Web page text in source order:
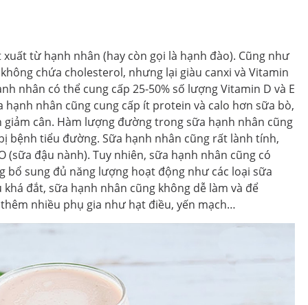
từ hạnh nhân (hay còn gọi là hạnh đào). Cũng như
chứa cholesterol, nhưng lại giàu canxi và Vitamin
nhân có thể cung cấp 25-50% số lượng Vitamin D và E
nhân cũng cung cấp ít protein và calo hơn sữa bò,
cân. Hàm lượng đường trong sữa hạnh nhân cũng
bệnh tiểu đường. Sữa hạnh nhân cũng rất lành tính,
đậu nành). Tuy nhiên, sữa hạnh nhân cũng có
sung đủ năng lượng hoạt động như các loại sữa
đắt, sữa hạnh nhân cũng không dễ làm và để
nhiều phụ gia như hạt điều, yến mạch…